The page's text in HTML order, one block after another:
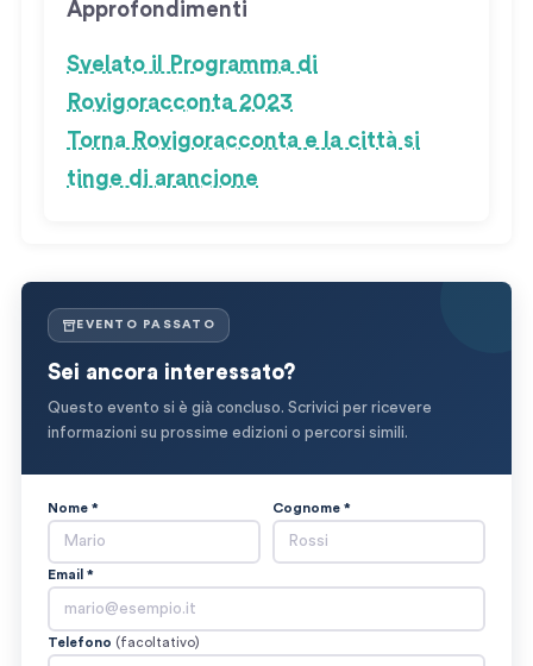
Approfondimenti
Svelato il Programma di
Rovigoracconta 2023
Torna Rovigoracconta e la città si
tinge di arancione
EVENTO PASSATO
Sei ancora interessato?
Questo evento si è già concluso. Scrivici per ricevere
informazioni su prossime edizioni o percorsi simili.
Nome * Cognome *
Email *
Telefono (facoltativo)